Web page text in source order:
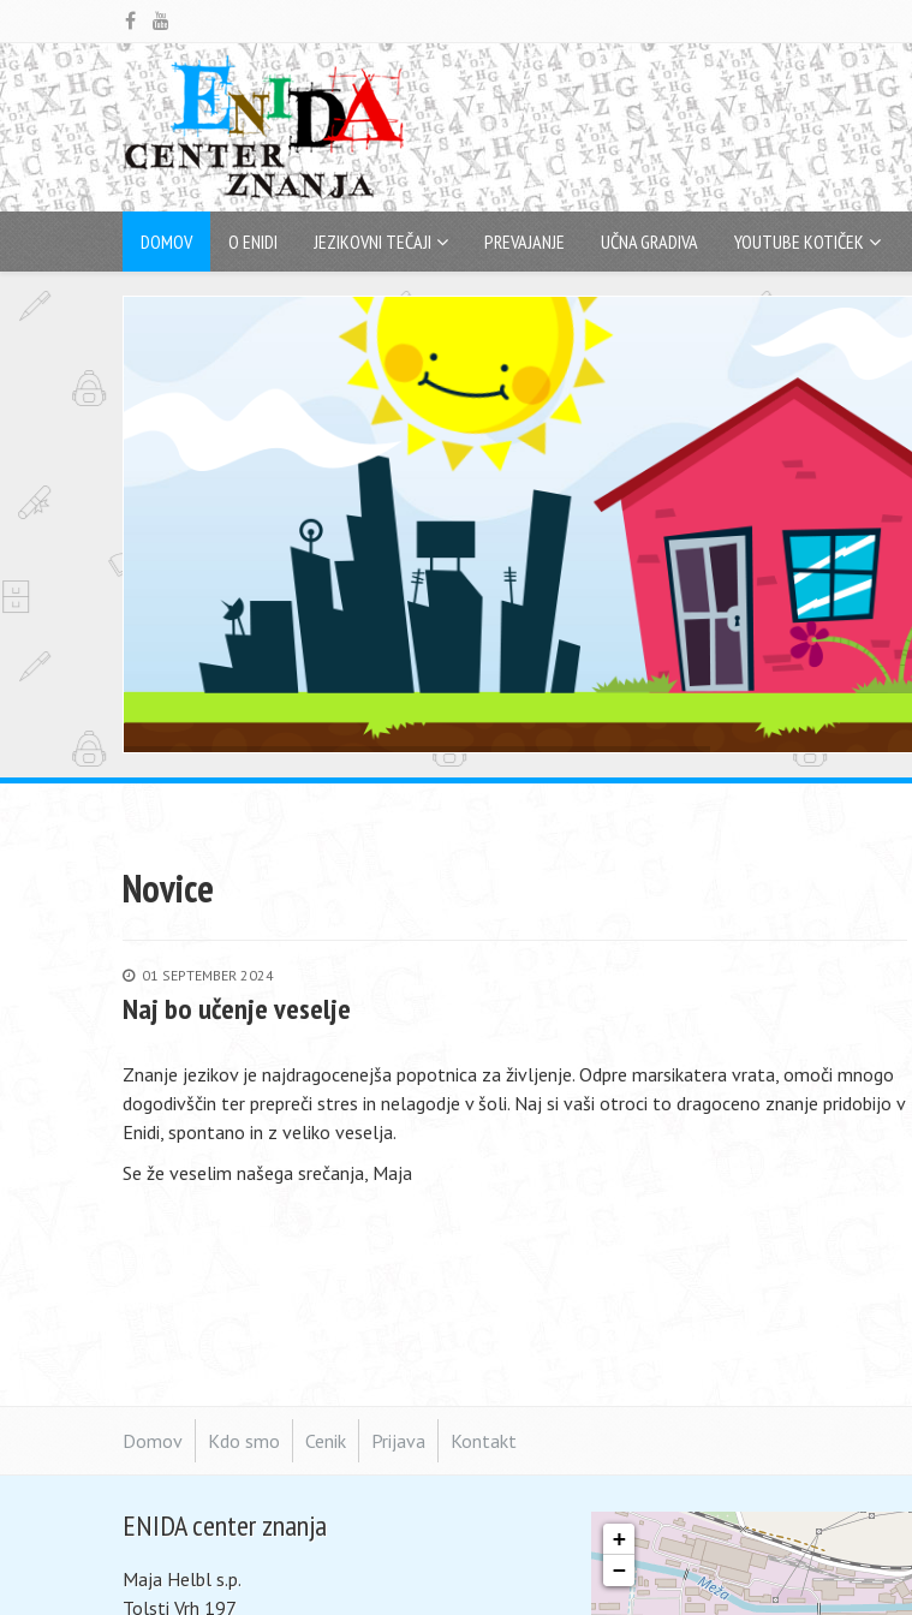
DOMOV O ENIDI JEZIKOVNI TEČAJI PREVAJANJE UČNA GRADIVA YOUTUBE KOTIČEK
Novice
01 SEPTEMBER 2024
Naj bo učenje veselje
Znanje jezikov je najdragocenejša popotnica za življenje. Odpre marsikatera vrata, omoči mnogo
dogodivščin ter prepreči stres in nelagodje v šoli. Naj si vaši otroci to dragoceno znanje pridobijo v
Enidi, spontano in z veliko veselja.
Se že veselim našega srečanja, Maja
Domov Kdo smo Cenik Prijava Kontakt
ENIDA center znanja
Maja Helbl s.p.
Tolsti Vrh 197
+
−